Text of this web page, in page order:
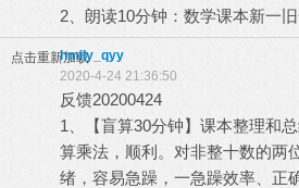
2、朗读10分钟：数学课本新一旧
点击重新加载hmily_qyy
2020-4-24 21:36:50
反馈20200424
1、【盲算30分钟】课本整理和
算乘法，顺利。对非整十数的两
绪，容易急躁，一急躁效率、正